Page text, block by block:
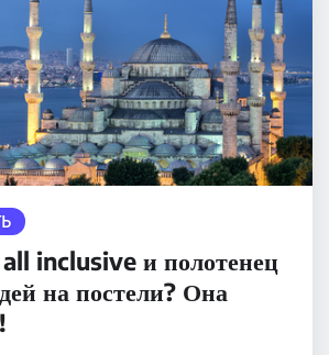
inclusive и полотенец
на постели? Она